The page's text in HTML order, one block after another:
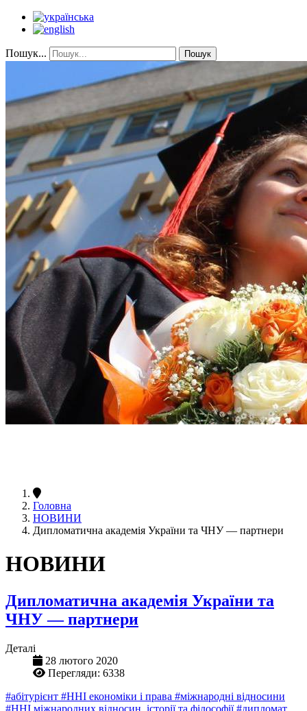
Пошук... Пошук
Головна
НОВИНИ
Дипломатична академія України та ЧНУ — партнери
НОВИНИ
Дипломатична академія України та
ЧНУ — партнери
Деталі
28 лютого 2020
Перегляди: 6338
#абітурієнт #ННІ економіки і права #міжнародні відносини
#ННІ міжнародних відносин, історії та філософії#дипломат